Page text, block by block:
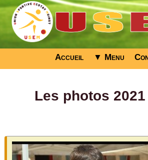
Accueil ▼ Menu
Les photos 2021